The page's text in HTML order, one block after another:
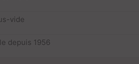
vide
depuis 1956